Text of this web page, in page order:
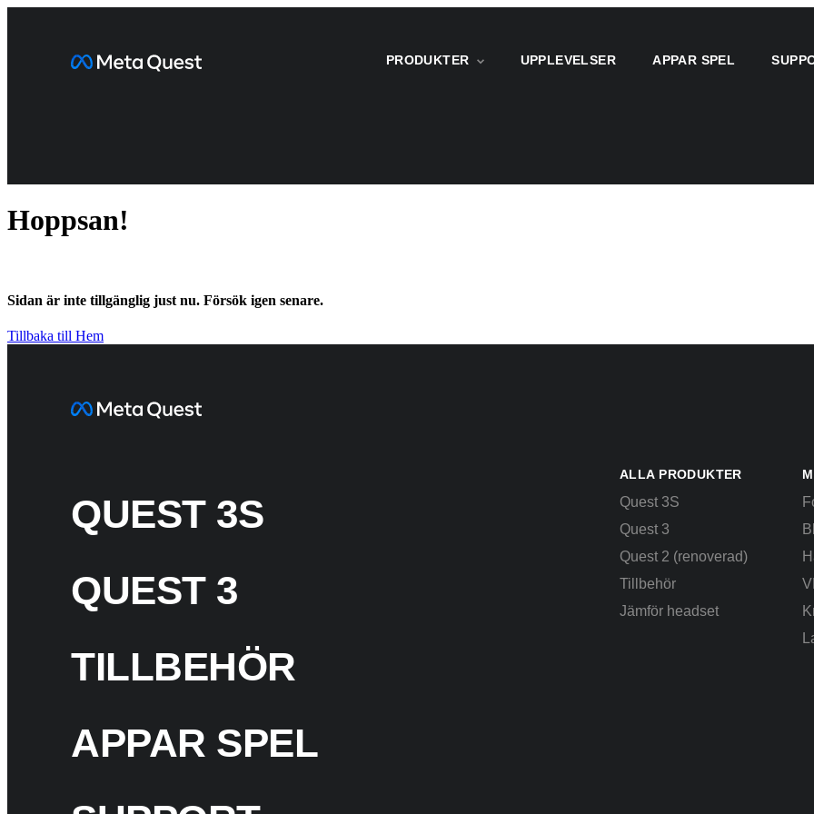
PRODUKTER UPPLEVELSER APPAR SPEL
Hoppsan!
Sidan är inte tillgänglig just nu. Försök igen senare.
Tillbaka till Hem
QUEST 3S
QUEST 3
TILLBEHÖR
APPAR SPEL
ALLA PRODUKTER
Quest 3S
Quest 3
Quest 2 (renoverad)
Tillbehör
Jämför headset